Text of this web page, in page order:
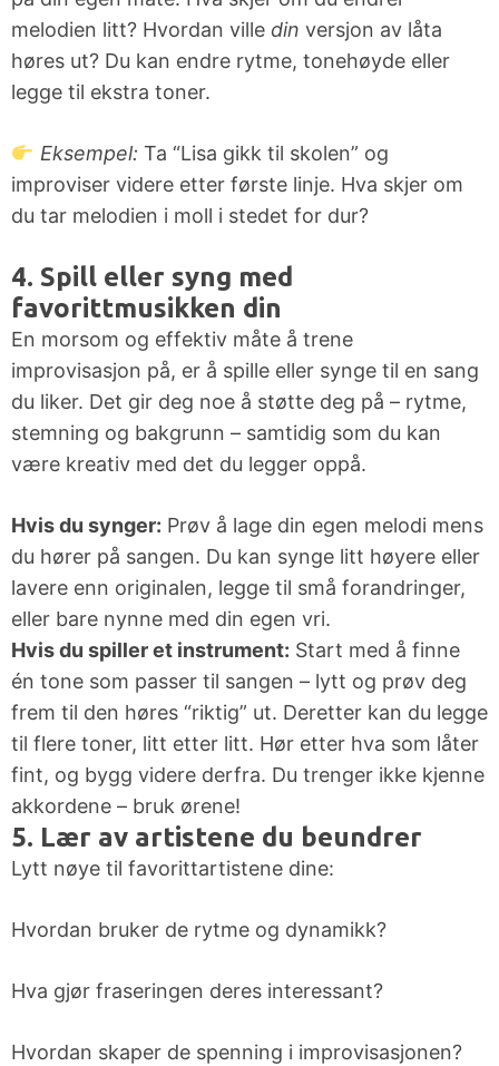
melodien litt? Hvordan ville din versjon av låta
høres ut? Du kan endre rytme, tonehøyde eller
legge til ekstra toner.
Eksempel: Ta “Lisa gikk til skolen” og
improviser videre etter første linje. Hva skjer om
du tar melodien i moll i stedet for dur?
4. Spill eller syng med
favorittmusikken din
En morsom og effektiv måte å trene
improvisasjon på, er å spille eller synge til en sang
du liker. Det gir deg noe å støtte deg på – rytme,
stemning og bakgrunn – samtidig som du kan
være kreativ med det du legger oppå.
Hvis du synger: Prøv å lage din egen melodi mens
du hører på sangen. Du kan synge litt høyere eller
lavere enn originalen, legge til små forandringer,
eller bare nynne med din egen vri.
Hvis du spiller et instrument: Start med å finne
én tone som passer til sangen – lytt og prøv deg
frem til den høres “riktig” ut. Deretter kan du legge
til flere toner, litt etter litt. Hør etter hva som låter
fint, og bygg videre derfra. Du trenger ikke kjenne
akkordene – bruk ørene!
5. Lær av artistene du beundrer
Lytt nøye til favorittartistene dine:
Hvordan bruker de rytme og dynamikk?
Hva gjør fraseringen deres interessant?
Hvordan skaper de spenning i improvisasjonen?